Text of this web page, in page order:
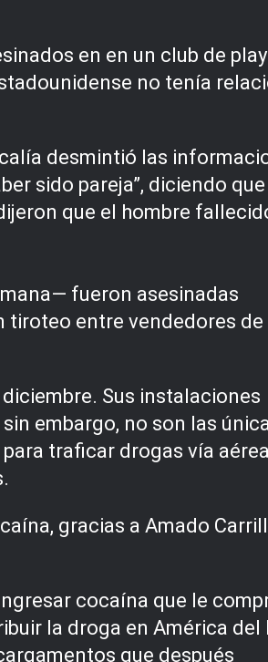
en en un club de
no tenía
desmintió las
sido pareja”, diciendo
que el hombre
fueron asesinadas
tiroteo entre vendedores de
Sus instalaciones
embargo, no son las
traficar drogas vía aérea
gracias a Amado
cocaína que le
la droga en América del
que después